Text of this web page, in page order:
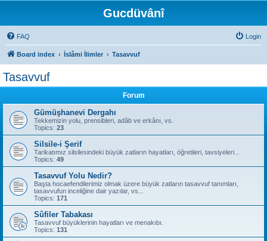
Gucdüvânî
FAQ Login
Board index İslâmi İlimler Tasavvuf
Tasavvuf
Forum
Gümüşhanevi Dergahı
Tekkemizin yolu, prensibleri, adâb ve erkânı, vs.
Topics: 23
Silsile-i Şerif
Tarikatımız silsilesindeki büyük zatların hayatları, öğretileri, tavsiyeleri...
Topics: 49
Tasavvuf Yolu Nedir?
Başta hocaefendilerimiz olmak üzere büyük zatların tasavvuf tanımları,
tasavvufun inceliğine dair yazılar, vs...
Topics: 171
Sûfiler Tabakası
Tasavvuf büyüklerinin hayatları ve menakıbı.
Topics: 131